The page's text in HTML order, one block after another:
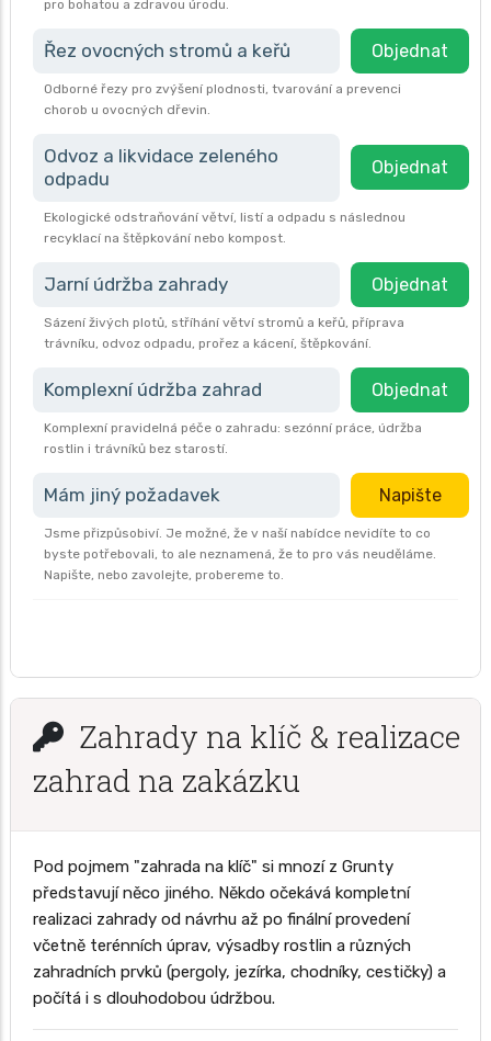
pro bohatou a zdravou úrodu.
Řez ovocných stromů a keřů Objednat
Odborné řezy pro zvýšení plodnosti, tvarování a prevenci
chorob u ovocných dřevin.
Odvoz a likvidace zeleného
odpadu
Objednat
Ekologické odstraňování větví, listí a odpadu s následnou
recyklací na štěpkování nebo kompost.
Jarní údržba zahrady Objednat
Sázení živých plotů, stříhání větví stromů a keřů, příprava
trávníku, odvoz odpadu, prořez a kácení, štěpkování.
Komplexní údržba zahrad Objednat
Komplexní pravidelná péče o zahradu: sezónní práce, údržba
rostlin i trávníků bez starostí.
Mám jiný požadavek Napište
Jsme přizpůsobiví. Je možné, že v naší nabídce nevidíte to co
byste potřebovali, to ale neznamená, že to pro vás neuděláme.
Napište, nebo zavolejte, probereme to.
Zahrady na klíč & realizace
zahrad na zakázku
Pod pojmem "zahrada na klíč" si mnozí z Grunty
představují něco jiného. Někdo očekává kompletní
realizaci zahrady od návrhu až po finální provedení
včetně terénních úprav, výsadby rostlin a různých
zahradních prvků (pergoly, jezírka, chodníky, cestičky) a
počítá i s dlouhodobou údržbou.